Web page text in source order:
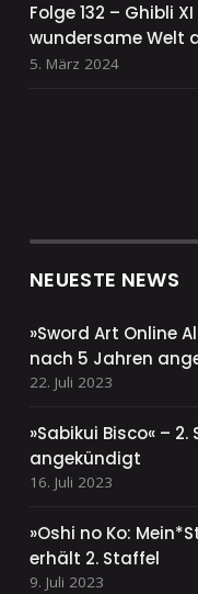
Folge 132 – Ghibli
wundersame Welt
5. März 2024
NEUESTE NEWS
»Sword Art Online
nach 5 Jahren
22. Juli 2023
»Sabikui Bisco« –
angekündigt
16. Juli 2023
»Oshi no Ko:
erhält 2. Staffel
9. Juli 2023